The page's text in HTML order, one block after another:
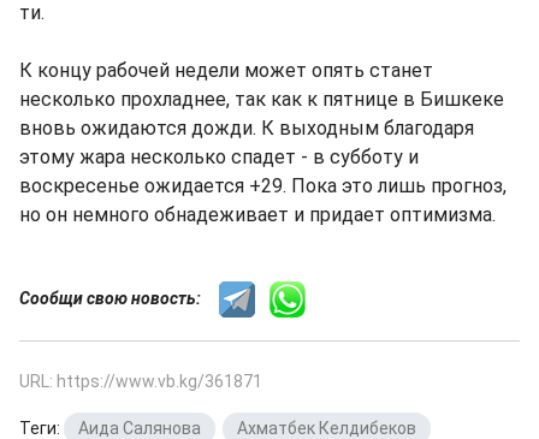
ти.
К концу рабочей недели может опять станет
несколько прохладнее, так как к пятнице в Бишкеке
вновь ожидаются дожди. К выходным благодаря
этому жара несколько спадет - в субботу и
воскресенье ожидается +29. Пока это лишь прогноз,
но он немного обнадеживает и придает оптимизма.
Сообщи свою новость:
URL: https://www.vb.kg/361871
Теги: Аида Салянова Ахматбек Келдибеков